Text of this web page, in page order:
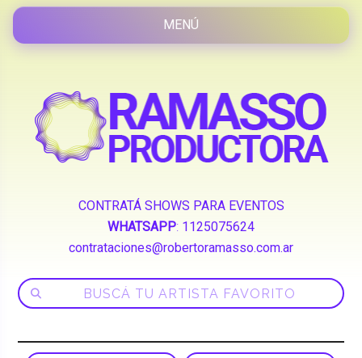
CONTRATÁ SHOWS PARA EVENTOS
WHATSAPP: 1125075624
contrataciones@robertoramasso.com.ar